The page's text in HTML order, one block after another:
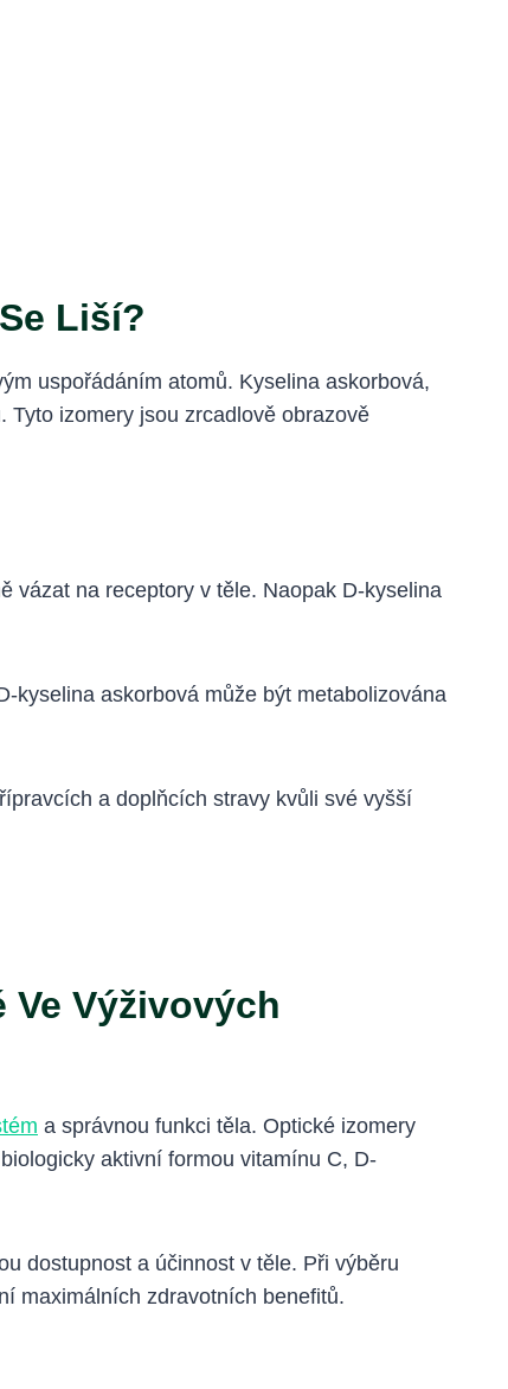
Liší?
uspořádáním atomů. Kyselina askorbová,
izomery jsou zrcadlově obrazově
vázat na receptory v těle. Naopak D-kyselina
kyselina askorbová může být metabolizována
a doplňcích stravy kvůli své vyšší
Výživových
a správnou funkci těla. Optické izomery
aktivní formou vitamínu C, D-
dostupnost a účinnost v těle. Při výběru
maximálních zdravotních benefitů.